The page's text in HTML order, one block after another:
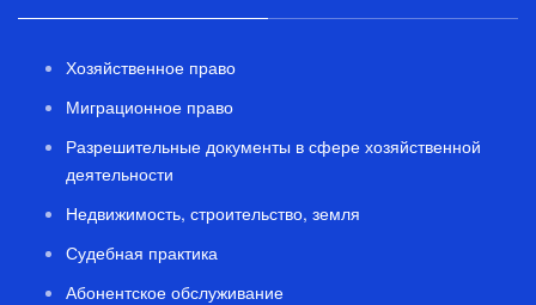
Хозяйственное право
Миграционное право
Разрешительные документы в сфере хозяйственной
деятельности
Недвижимость, строительство, земля
Судебная практика
Абонентское обслуживание